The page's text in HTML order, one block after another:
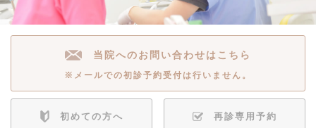
当院へのお問い合わせはこちら
※メールでの初診予約受付は行いません。
初めての方へ 再診専用予約